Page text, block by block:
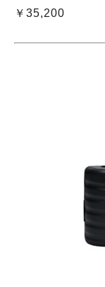
￥35,200